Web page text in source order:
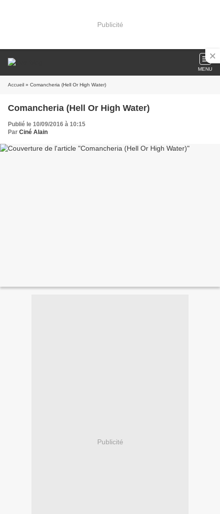
Publicité
MENU
Accueil » Comancheria (Hell Or High Water)
Comancheria (Hell Or High Water)
Publié le 10/09/2016 à 10:15
Par Ciné Alain
Publicité